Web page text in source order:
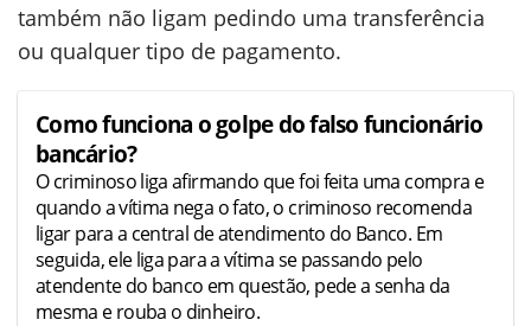
também não ligam pedindo uma transferência
ou qualquer tipo de pagamento.
Como funciona o golpe do falso funcionário
bancário?
O criminoso liga afirmando que foi feita uma compra e
quando a vítima nega o fato, o criminoso recomenda
ligar para a central de atendimento do Banco. Em
seguida, ele liga para a vítima se passando pelo
atendente do banco em questão, pede a senha da
mesma e rouba o dinheiro.